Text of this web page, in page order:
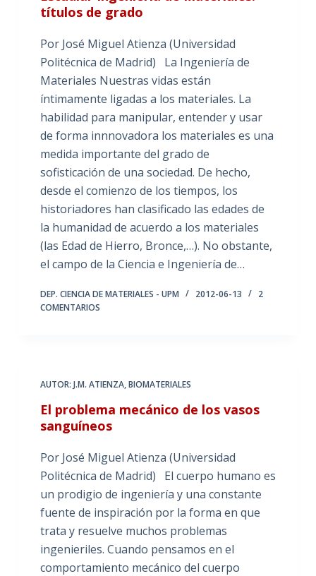
títulos de grado
Por José Miguel Atienza (Universidad
Politécnica de Madrid) La Ingeniería de
Materiales Nuestras vidas están
íntimamente ligadas a los materiales. La
habilidad para manipular, entender y usar
de forma innnovadora los materiales es una
medida importante del grado de
sofisticación de una sociedad. De hecho,
desde el comienzo de los tiempos, los
historiadores han clasificado las edades de
la humanidad de acuerdo a los materiales
(las Edad de Hierro, Bronce,…). No obstante,
el campo de la Ciencia e Ingeniería de…
DEP. CIENCIA DE MATERIALES - UPM 2012-06-13
2
COMENTARIOS
AUTOR: J.M. ATIENZA,BIOMATERIALES
El problema mecánico de los vasos
sanguíneos
Por José Miguel Atienza (Universidad
Politécnica de Madrid) El cuerpo humano es
un prodigio de ingeniería y una constante
fuente de inspiración por la forma en que
trata y resuelve muchos problemas
ingenieriles. Cuando pensamos en el
comportamiento mecánico del cuerpo